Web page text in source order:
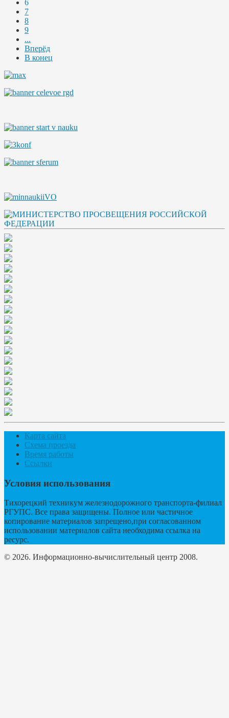
6
7
8
9
...
Вперёд
В конец
Карта сайта
Схема проезда
Время работы
Ссылки
Условия использования
Тихорецкий техникум железнодорожного транспорта-филиал
РГУПС. Все права защищены. Полное или частичное
копирование материалов запрещено,при согласованном
использовании материалов сайта необходима ссылка на
ресурс.
© 2026. Информационно-вычислительный центр 2008.